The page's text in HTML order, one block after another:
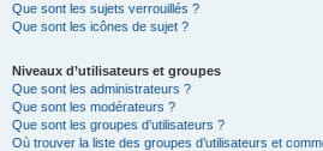
Que sont les sujets verrouillés ?
Que sont les icônes de sujet ?
Niveaux d’utilisateurs et groupes
Que sont les administrateurs ?
Que sont les modérateurs ?
Que sont les groupes d’utilisateurs ?
Où trouver la liste des groupes d’utilisateurs et